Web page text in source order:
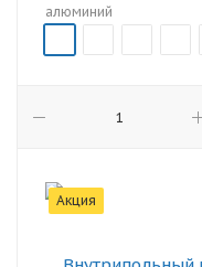
алюминий
Акция